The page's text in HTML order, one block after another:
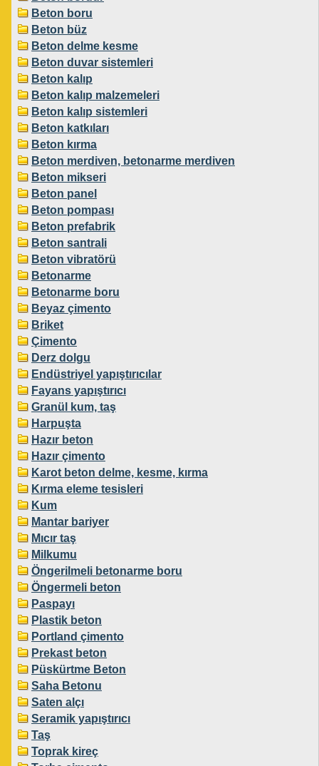
Beton boru
Beton büz
Beton delme kesme
Beton duvar sistemleri
Beton kalıp
Beton kalıp malzemeleri
Beton kalıp sistemleri
Beton katkıları
Beton kırma
Beton merdiven, betonarme merdiven
Beton mikseri
Beton panel
Beton pompası
Beton prefabrik
Beton santrali
Beton vibratörü
Betonarme
Betonarme boru
Beyaz çimento
Briket
Çimento
Derz dolgu
Endüstriyel yapıştırıcılar
Fayans yapıştırıcı
Granül kum, taş
Harpuşta
Hazır beton
Hazır çimento
Karot beton delme, kesme, kırma
Kırma eleme tesisleri
Kum
Mantar bariyer
Mıcır taş
Milkumu
Öngerilmeli betonarme boru
Öngermeli beton
Paspayı
Plastik beton
Portland çimento
Prekast beton
Püskürtme Beton
Saha Betonu
Saten alçı
Seramik yapıştırıcı
Taş
Toprak kireç